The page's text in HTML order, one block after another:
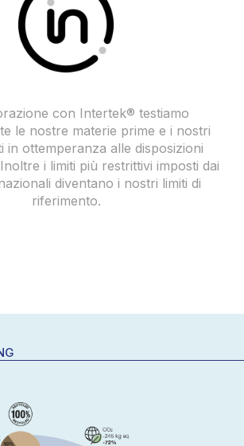
con Intertek® testiamo
le nostre materie prime e i nostri
in ottemperanza alle disposizioni
i limiti più restrittivi imposti dai
diventano i nostri limiti di
riferimento.